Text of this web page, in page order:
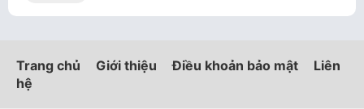
Trang chủ Giới thiệu Điều khoản bảo mật
Liên
hệ